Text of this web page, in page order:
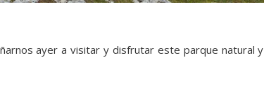
ayer a visitar y disfrutar este parque natural y